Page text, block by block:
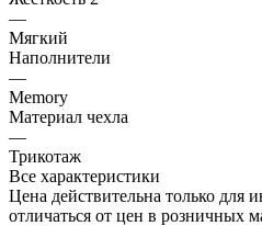
—
Мягкий
Наполнители
—
Memory
Материал чехла
—
Трикотаж
Все характеристики
Цена действительна только для
отличаться от цен в розничных